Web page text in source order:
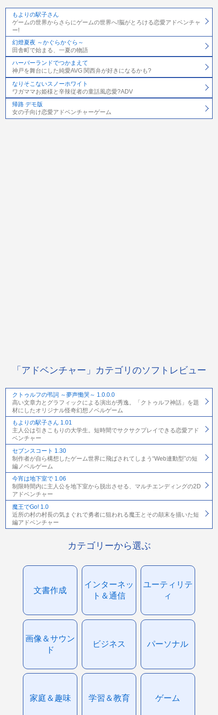
もよりの駅子さん
ゲームの世界からさらにゲームの世界へ!脳がとろける恋愛アドベンチャ
ー!
幻燈夏夜 ～かぐらかぐら～
田舎町で始まる、一夏の物語
ハーバーランドでつかまえて
神戸を舞台にした純愛AVG 関西弁が好きになるかも?
なりそこないスノーホワイト
ワガママお姫様と辛辣従者の童話風恋愛?ADV
帰路 デモ版
女の子向け恋愛アドベンチャーゲーム
「アドベンチャー」カテゴリのソフトレビュー
クトゥルフの弔詞 ～夢声慟哭～ 1.0.0.0
高い文章力とグラフィックによる演出が秀逸。「クトゥルフ神話」を題
材にしたオリジナル怪奇幻想ノベルゲーム
もよりの駅子さん 1.01
主人公は引きこもりの大学生。短時間でサクサクプレイできる恋愛アド
ベンチャー
セブンスコート 1.30
制作者が自ら構想したゲーム世界に飛ばされてしまう“Web連動型”の短
編ノベルゲーム
今宵は地下室で 1.06
制限時間内に主人公を地下室から脱出させる、マルチエンディングの2D
アドベンチャー
魔王でGo! 1.0
近所の村の村長の気まぐれで勇者に狙われる魔王とその顛末を描いた短
編アドベンチャー
カテゴリーから選ぶ
文書作成
インターネッ
ト＆通信
ユーティリテ
ィ
画像＆サウン
ド
ビジネス パーソナル
家庭＆趣味 学習＆教育 ゲーム